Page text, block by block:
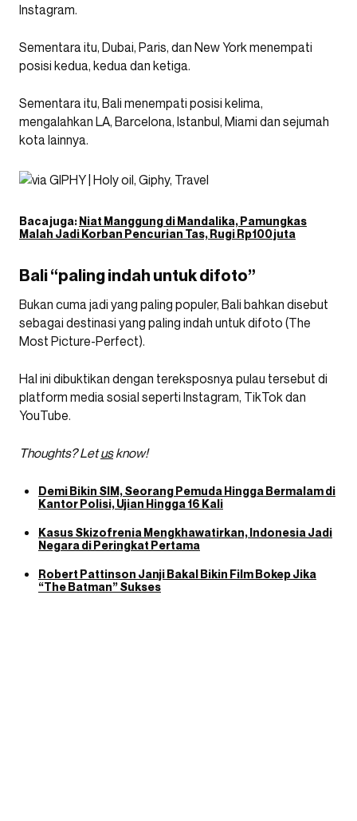
Instagram.
Sementara itu, Dubai, Paris, dan New York menempati
posisi kedua, kedua dan ketiga.
Sementara itu, Bali menempati posisi kelima,
mengalahkan LA, Barcelona, Istanbul, Miami dan sejumah
kota lainnya.
Baca juga:Niat Manggung di Mandalika, Pamungkas
Malah Jadi Korban Pencurian Tas, Rugi Rp100 juta
Bali “paling indah untuk difoto”
Bukan cuma jadi yang paling populer, Bali bahkan disebut
sebagai destinasi yang paling indah untuk difoto (The
Most Picture-Perfect).
Hal ini dibuktikan dengan tereksposnya pulau tersebut di
platform media sosial seperti Instagram, TikTok dan
YouTube.
Thoughts? Letusknow!
Demi Bikin SIM, Seorang Pemuda Hingga Bermalam di
Kantor Polisi, Ujian Hingga 16 Kali
Kasus Skizofrenia Mengkhawatirkan, Indonesia Jadi
Negara di Peringkat Pertama
Robert Pattinson Janji Bakal Bikin Film Bokep Jika
“The Batman” Sukses